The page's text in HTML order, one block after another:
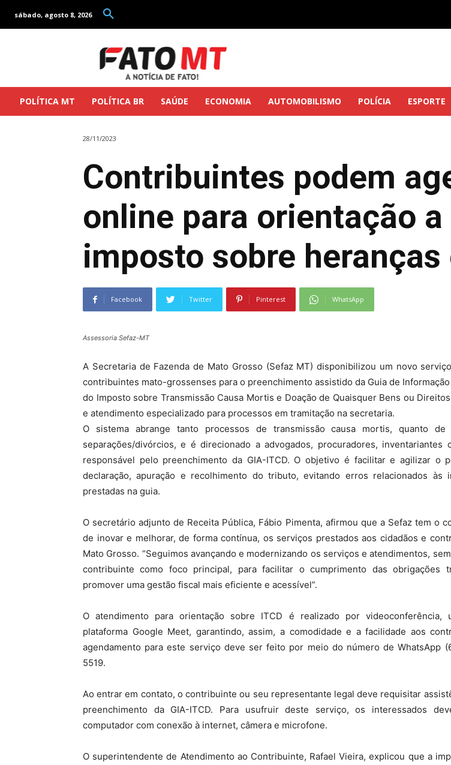
sábado, agosto 8, 2026
POLÍTICA MT POLÍTICA BR SAÚDE ECONOMIA AUTOMOBILISMO POLÍCIA ESPORTE
28/11/2023
Contribuintes podem
online para orientação
imposto sobre heranças
Facebook Twitter Pinterest WhatsApp
Assessoria Sefaz-MT
A Secretaria de Fazenda de Mato Grosso (Sefaz MT) disponibilizou um novo
contribuintes mato-grossenses para o preenchimento assistido da Guia de
do Imposto sobre Transmissão Causa Mortis e Doação de Quaisquer Bens ou
e atendimento especializado para processos em tramitação na secretaria.
O sistema abrange tanto processos de transmissão causa mortis, quanto de
separações/divórcios, e é direcionado a advogados, procuradores, inventariantes
responsável pelo preenchimento da GIA-ITCD. O objetivo é facilitar e agilizar o
declaração, apuração e recolhimento do tributo, evitando erros relacionados às
prestadas na guia.
O secretário adjunto de Receita Pública, Fábio Pimenta, afirmou que a Sefaz tem o
de inovar e melhorar, de forma contínua, os serviços prestados aos cidadãos e
Mato Grosso. “Seguimos avançando e modernizando os serviços e atendimentos,
contribuinte como foco principal, para facilitar o cumprimento das obrigações
promover uma gestão fiscal mais eficiente e acessível”.
O atendimento para orientação sobre ITCD é realizado por videoconferência,
plataforma Google Meet, garantindo, assim, a comodidade e a facilidade aos
agendamento para este serviço deve ser feito por meio do número de WhatsApp
5519.
Ao entrar em contato, o contribuinte ou seu representante legal deve requisitar
preenchimento da GIA-ITCD. Para usufruir deste serviço, os interessados
computador com conexão à internet, câmera e microfone.
O superintendente de Atendimento ao Contribuinte, Rafael Vieira, explicou que a